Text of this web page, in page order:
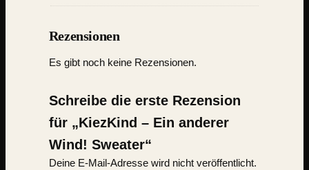
Rezensionen
Es gibt noch keine Rezensionen.
Schreibe die erste Rezension
für „KiezKind – Ein anderer
Wind! Sweater“
Deine E-Mail-Adresse wird nicht veröffentlicht.